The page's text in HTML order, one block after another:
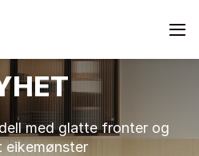
med glatte fronter og
eikemønster